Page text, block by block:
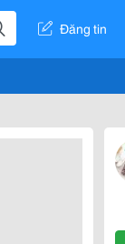
Đăng tin